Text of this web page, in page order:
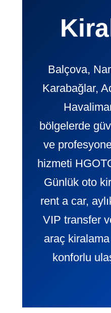
Balçova,
Karabağlar,
bölgelerde
ve
hizmeti
Günlük oto
rent a car,
VIP transfer
araç
konforlu